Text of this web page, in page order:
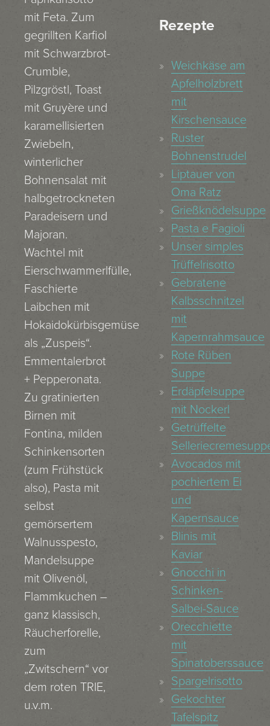
mit Feta. Zum
gegrillten Karfiol
mit Schwarzbrot-
Crumble,
Pilzgröstl, Toast
mit Gruyère und
karamellisierten
Zwiebeln,
winterlicher
Bohnensalat mit
halbgetrockneten
Paradeisern und
Majoran.
Wachtel mit
Eierschwammerlfülle,
Faschierte
Laibchen mit
Hokaidokürbisgemüse
als „Zuspeis“.
Emmentalerbrot
+ Pepperonata.
Zu gratinierten
Birnen mit
Fontina, milden
Schinkensorten
(zum Frühstück
also), Pasta mit
selbst
gemörsertem
Walnusspesto,
Mandelsuppe
mit Olivenöl,
Flammkuchen –
ganz klassisch,
Räucherforelle,
zum
„Zwitschern“ vor
dem roten TRIE,
u.v.m.
Rezepte
Weichkäse am
Apfelholzbrett
mit
Kirschensauce
Ruster
Bohnenstrudel
Liptauer von
Oma Ratz
Grießknödelsuppe
Pasta e Fagioli
Unser simples
Trüffelrisotto
Gebratene
Kalbsschnitzel
mit
Kapernrahmsauce
Rote Rüben
Suppe
Erdäpfelsuppe
mit Nockerl
Getrüffelte
Avocados mit
pochiertem Ei
und
Kapernsauce
Blinis mit
Kaviar
Gnocchi in
Schinken-
Salbei-Sauce
Orecchiette
mit
Spinatoberssauce
Spargelrisotto
Gekochter
Tafelspitz